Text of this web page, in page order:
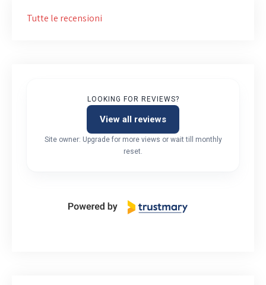
Tutte le recensioni
LOOKING FOR REVIEWS?
View all reviews
Site owner: Upgrade for more views or wait till monthly
reset.